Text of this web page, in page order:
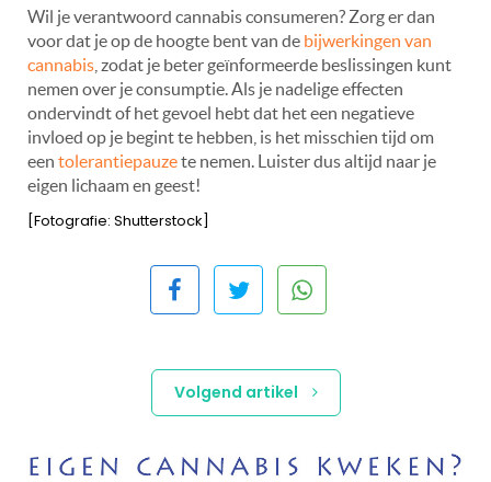
Wil je verantwoord cannabis consumeren? Zorg er dan
voor dat je op de hoogte bent van de bijwerkingen van
cannabis , zodat je beter geïnformeerde beslissingen kunt
nemen over je consumptie. Als je nadelige effecten
ondervindt of het gevoel hebt dat het een negatieve
invloed op je begint te hebben, is het misschien tijd om
een tolerantiepauzete nemen. Luister dus altijd naar je
eigen lichaam en geest!
[Fotografie: Shutterstock]
Volgend artikel